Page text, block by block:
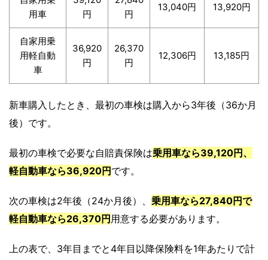
用車
円
円
13,040円 13,920円
自家用乗
用軽自動
車
36,920
円
26,370
円
12,306円 13,185円
新車購入したとき、最初の車検は購入から3年後（36か月
後）です。
最初の車検で必要な自賠責保険は乗用車なら39,120円 、
軽自動車なら36,920円 です。
次の車検は2年後（24か月後）、 乗用車なら27,840円で
軽自動車なら26,370円 用意する必要があります。
上の表で、3年目までと4年目以降保険料を1年あたりで計